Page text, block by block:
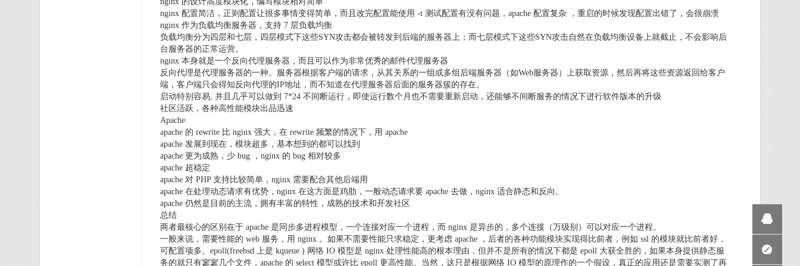
nginx 配置简洁，正则配置让很多事情变得简单，而且改完配置能使用 -t 测试配置有没有问题，apache 配置复杂 ，重启的时候发现配置出错了，会很崩溃
nginx 作为负载均衡服务器，支持 7 层负载均衡
负载均衡分为四层和七层，四层模式下这些SYN攻击都会被转发到后端的服务器上；而七层模式下这些SYN攻击自然在负载均衡设备上就截止，不会影响后
台服务器的正常运营。
nginx 本身就是一个反向代理服务器，而且可以作为非常优秀的邮件代理服务器
反向代理是代理服务器的一种。服务器根据客户端的请求，从其关系的一组或多组后端服务器（如Web服务器）上获取资源，然后再将这些资源返回给客户
端，客户端只会得知反向代理的IP地址，而不知道在代理服务器后面的服务器簇的存在。
启动特别容易, 并且几乎可以做到 7*24 不间断运行，即使运行数个月也不需要重新启动，还能够不间断服务的情况下进行软件版本的升级
社区活跃，各种高性能模块出品迅速
Apache
apache 的 rewrite 比 nginx 强大，在 rewrite 频繁的情况下，用 apache
apache 发展到现在，模块超多，基本想到的都可以找到
apache 更为成熟，少 bug ，nginx 的 bug 相对较多
apache 超稳定
apache 对 PHP 支持比较简单，nginx 需要配合其他后端用
apache 在处理动态请求有优势，nginx 在这方面是鸡肋，一般动态请求要 apache 去做，nginx 适合静态和反向。
apache 仍然是目前的主流，拥有丰富的特性，成熟的技术和开发社区
总结
两者最核心的区别在于 apache 是同步多进程模型，一个连接对应一个进程，而 nginx 是异步的，多个连接（万级别）可以对应一个进程。
一般来说，需要性能的 web 服务，用 nginx 。如果不需要性能只求稳定，更考虑 apache ，后者的各种功能模块实现得比前者，例如 ssl 的模块就比前者好，
可配置项多。epoll(freebsd 上是 kqueue ) 网络 IO 模型是 nginx 处理性能高的根本理由，但并不是所有的情况下都是 epoll 大获全胜的，如果本身提供静态服
务的就只有寥寥几个文件，apache 的 select 模型或许比 epoll 更高性能。当然，这只是根据网络 IO 模型的原理作的一个假设，真正的应用还是需要实测了再